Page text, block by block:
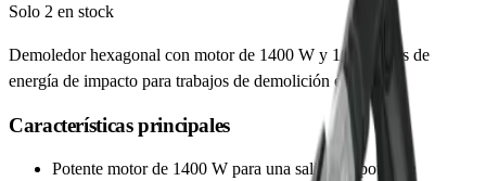
Solo 2 en stock
Demoledor hexagonal con motor de 1400 W y 16.8 Joules de
energía de impacto para trabajos de demolición exigentes.
Características principales
Potente motor de 1400 W para una salida de potencia